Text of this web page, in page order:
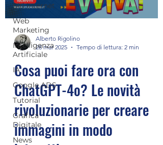
Siti Internet
Web
Marketing
Intelligenza
Artificiale
IA
Google ADS
Tutorial
Grafica
Digitale
News
Alberto Rigolino
28 mar 2025
Tempo di lettura: 2 min
Cosa puoi fare ora con
ChatGPT-4o? Le novità
rivoluzionarie per creare
immagini in modo